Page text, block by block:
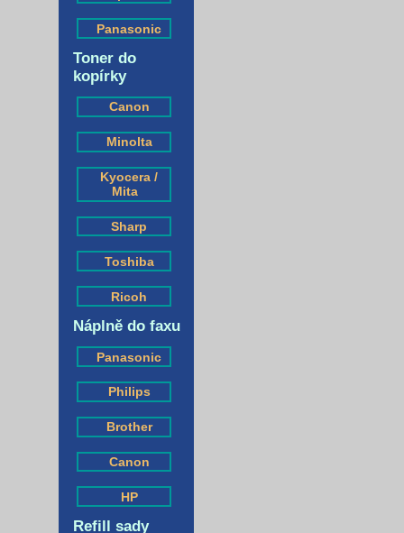
Panasonic
Toner do
kopírky
Canon
Minolta
Kyocera /
Mita
Sharp
Toshiba
Ricoh
Náplně do faxu
Panasonic
Philips
Brother
Canon
HP
Refill sady